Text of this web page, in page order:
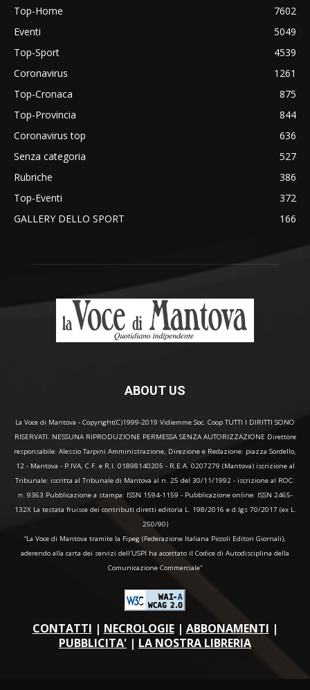
Top-Home
7602
Eventi
5049
Top-Sport
4539
Coronavirus
1261
Top-Cronaca
875
Top-Provincia
844
Coronavirus top
636
Senza categoria
527
Rubriche
386
Top-Eventi
372
GALLERY DELLO SPORT
166
ABOUT US
La Voce di Mantova - Copyright(C)1999-2019 Vidiemme Soc. Coop TUTTI I DIRITTI SONO
RISERVATI. NESSUNA RIPRODUZIONE PERMESSA SENZA AUTORIZZAZIONE Direttore
responsabile: Alessio Tarpini Amministrazione, Direzione e Redazione: piazza Sordello,
12 - Mantova - P.IVA, C.F. e R.I. 01898140205 - R.E.A. 0207279 (Mantova) iscrizione al
Tribunale: iscritta al Tribunale di Mantova al n. 25 del 30/11/1992 - iscrizione al ROC:
n. 9363 Pubblicazione a stampa: ISSN 1594-1159 - Pubblicazione online: ISSN 2465-
132X La testata fruisce dei contributi diretti editoria L. 198/2016 e d.lgs 70/2017 (ex L.
250/90)
“La Voce di Mantova tramite la Fipeg (Federazione Italiana Piccoli Editori Giornali),
aderendo alla carta dei servizi dell'USPI ha accettato il Codice di Autodisciplina della
Comunicazione Commerciale"
CONTATTI | NECROLOGIE| ABBONAMENTI |
PUBBLICITA' | LA NOSTRA LIBRERIA